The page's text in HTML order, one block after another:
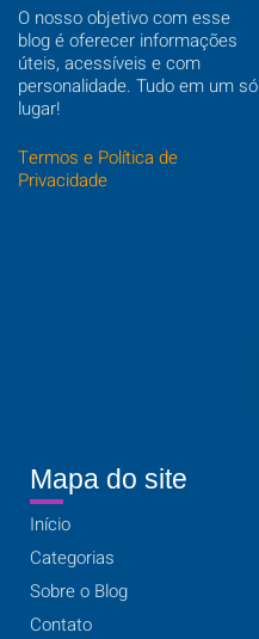
O nosso objetivo com esse
blog é oferecer informações
úteis, acessíveis e com
personalidade. Tudo em um só
lugar!
Termos e Política de
Privacidade
Mapa do site
Início
Categorias
Sobre o Blog
Contato